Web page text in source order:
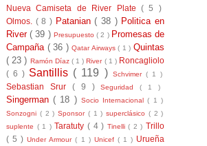
Nueva Camiseta de River Plate ( 5 )
Olmos. ( 8 ) Patanian( 38 ) Politica en
River( 39 ) Presupuesto( 2 ) Promesas de
Campaña ( 36 )Qatar Airways( 1 )Quintas
( 23 ) Ramón Díaz ( 1 )River ( 1 ) Roncagliolo
( 6 ) Santillis ( 119 ) Schvimer ( 1 )
Sebastian Srur ( 9 )Seguridad( 1 )
Singerman( 18 ) Socio Internacional( 1 )
Sonzogni ( 2 ) Sponsor ( 1 ) superclásico ( 2 )
suplente ( 1 ) Taratuty ( 4 ) Tinelli( 2 ) Trillo
( 5 )Under Armour( 1 ) Unicef ( 1 ) Urueña